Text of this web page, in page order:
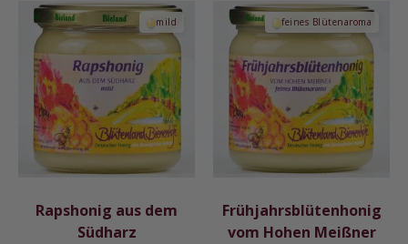
mild
Rapshonig aus dem
Südharz
Dieses
Produkt
weist
mehrere
Varianten
auf.
Die
Optionen
auf
feines Blütenaroma
Frühjahrsblütenhonig
vom Hohen Meißner
Dieses
Produkt
weist
mehrere
Varianten
auf.
Die
Optionen
auf
der